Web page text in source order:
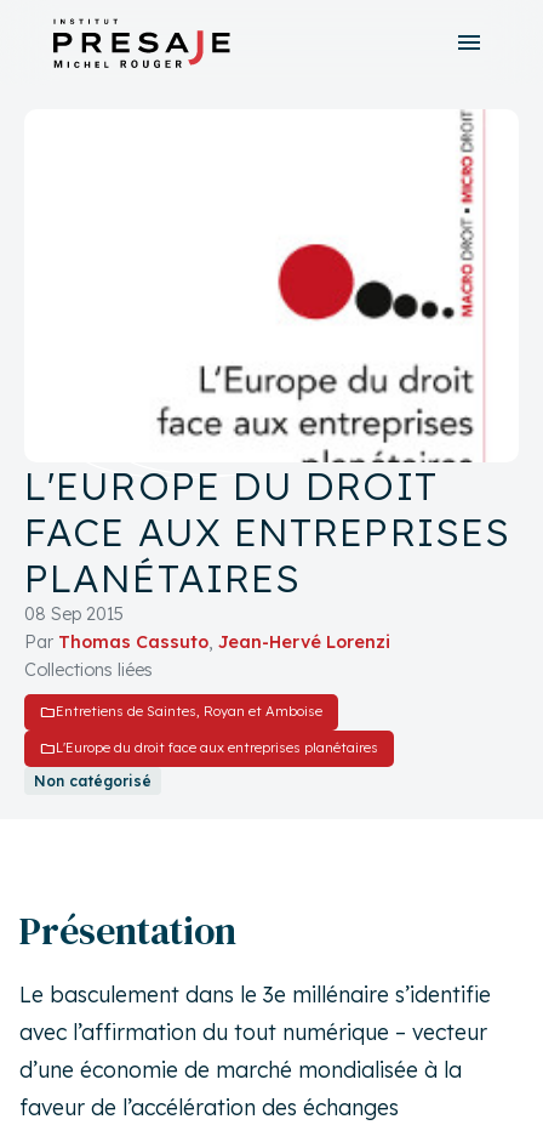
menu
search
L'EUROPE DU DROIT
FACE AUX ENTREPRISES
PLANÉTAIRES
08 Sep 2015
Par Thomas Cassuto, Jean-Hervé Lorenzi
Collections liées
folderEntretiens de Saintes, Royan et Amboise
folderL'Europe du droit face aux entreprises planétaires
Non catégorisé
Présentation
Le basculement dans le 3e millénaire s’identifie
avec l’affirmation du tout numérique – vecteur
d’une économie de marché mondialisée à la
faveur de l’accélération des échanges